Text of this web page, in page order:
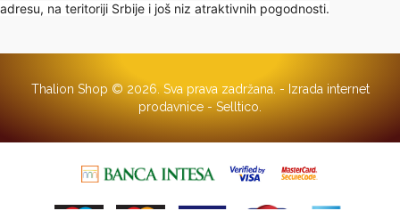
adresu, na teritoriji Srbije i još niz atraktivnih pogodnosti.
Thalion Shop © 2026. Sva prava zadržana. - Izrada internet
prodavnice - Selltico.